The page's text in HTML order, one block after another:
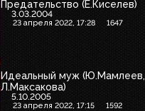
Предательство (Е.Киселев)
3.03.2004
23 апреля 2022, 17:28 1647
Идеальный муж (Ю.Мамлеев,
Л.Максакова)
5.10.2005
23 апреля 2022, 17:15 1592